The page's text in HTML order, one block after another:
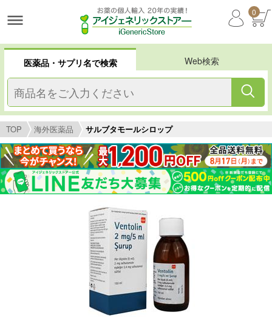
0
医薬品・サプリ名で検索 Web検索
TOP 海外医薬品 サルブタモールシロップ